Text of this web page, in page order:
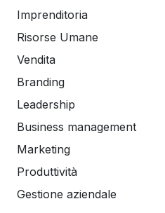
Imprenditoria
Risorse Umane
Vendita
Branding
Leadership
Business management
Marketing
Produttività
Gestione aziendale